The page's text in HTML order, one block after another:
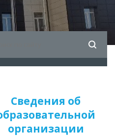
Сведения об
организации